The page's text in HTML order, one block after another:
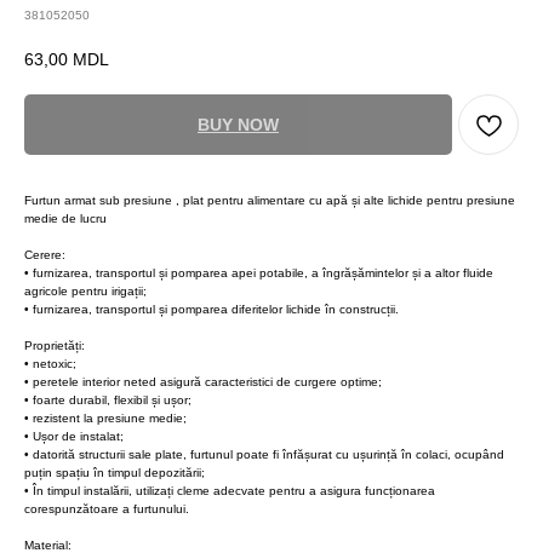
381052050
63,00 MDL
BUY NOW
Furtun armat sub presiune , plat pentru alimentare cu apă și alte lichide pentru presiune
medie de lucru
Cerere:
• furnizarea, transportul și pomparea apei potabile, a îngrășămintelor și a altor fluide
agricole pentru irigații;
• furnizarea, transportul și pomparea diferitelor lichide în construcții.
Proprietăți:
• netoxic;
• peretele interior neted asigură caracteristici de curgere optime;
• foarte durabil, flexibil și ușor;
• rezistent la presiune medie;
• Ușor de instalat;
• datorită structurii sale plate, furtunul poate fi înfășurat cu ușurință în colaci, ocupând
puțin spațiu în timpul depozitării;
• În timpul instalării, utilizați cleme adecvate pentru a asigura funcționarea
corespunzătoare a furtunului.
Material: